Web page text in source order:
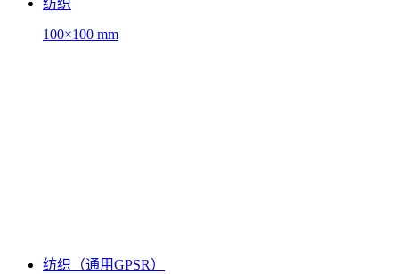
纺织
100×100 mm
纺织（通用GPSR）